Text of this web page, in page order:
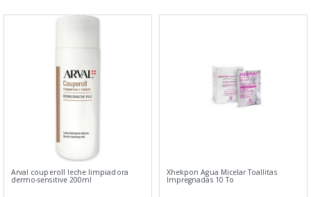
Arval couperoll leche limpiadora
dermo-sensitive 200ml
Xhekpon Agua Micelar Toallitas
Impregnadas 10 To